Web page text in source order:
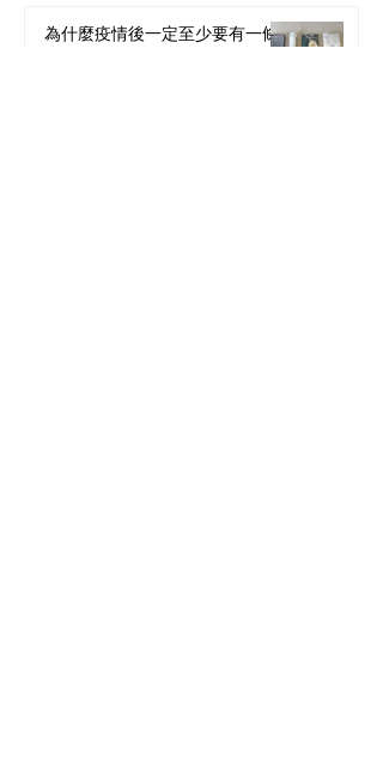
為什麼疫情後一定至少要有一條